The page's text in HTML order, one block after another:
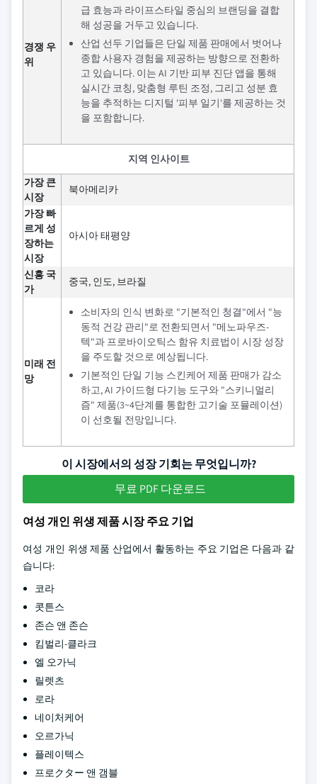
경쟁 우
위
급 효능과 라이프스타일 중심의 브랜딩을 결합
해 성공을 거두고 있습니다.
산업 선두 기업들은 단일 제품 판매에서 벗어나
종합 사용자 경험을 제공하는 방향으로 전환하
고 있습니다. 이는 AI 기반 피부 진단 앱을 통해
실시간 코칭, 맞춤형 루틴 조정, 그리고 성분 효
능을 추적하는 디지털 '피부 일기'를 제공하는 것
을 포함합니다.
지역 인사이트
가장 큰
시장
북아메리카
가장 빠
르게 성
장하는
시장
아시아 태평양
신흥 국
가
중국, 인도, 브라질
미래 전
망
소비자의 인식 변화로 "기본적인 청결"에서 "능
동적 건강 관리"로 전환되면서 "메노파우즈-
텍"과 프로바이오틱스 함유 치료법이 시장 성장
을 주도할 것으로 예상됩니다.
기본적인 단일 기능 스킨케어 제품 판매가 감소
하고, AI 가이드형 다기능 도구와 "스키니멀리
즘" 제품(3~4단계를 통합한 고기술 포뮬레이션)
이 선호될 전망입니다.
이 시장에서의 성장 기회는 무엇입니까?
무료 PDF 다운로드
여성 개인 위생 제품 시장 주요 기업
여성 개인 위생 제품 산업에서 활동하는 주요 기업은 다음과 같
습니다:
코라
콧튼스
존슨 앤 존슨
킴벌리-클라크
엘 오가닉
릴렛츠
로라
네이처케어
오르가닉
플레이텍스
프로クター 앤 갬블